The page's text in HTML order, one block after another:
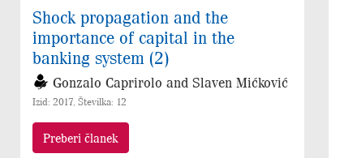
Shock propagation and the
importance of capital in the
banking system (2)
Gonzalo Caprirolo and Slaven Mićković
Izid: 2017, Številka: 12
Preberi članek